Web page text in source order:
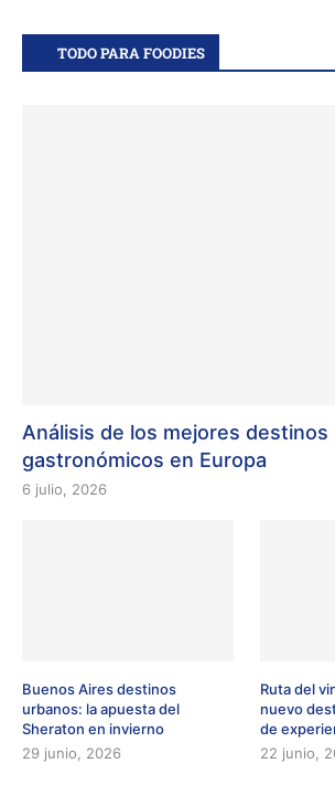
TODO PARA FOODIES
Análisis de los mejores destinos
gastronómicos en Europa
6 julio, 2026
Buenos Aires destinos
urbanos: la apuesta del
Sheraton en invierno
29 junio, 2026
Ruta del
nuevo
de
22 junio,